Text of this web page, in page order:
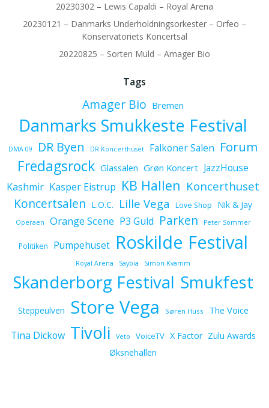
20230302 – Lewis Capaldi – Royal Arena
20230121 – Danmarks Underholdningsorkester – Orfeo –
Konservatoriets Koncertsal
20220825 – Sorten Muld – Amager Bio
Tags
Amager Bio Bremen
Danmarks Smukkeste Festival
DMA 09 DR Byen DR Koncerthuset Falkoner Salen Forum
Fredagsrock Glassalen Grøn Koncert JazzHouse
Kashmir Kasper Eistrup KB Hallen Koncerthuset
Koncertsalen L.O.C. Lille Vega Love Shop Nik & Jay
Operaen Orange Scene P3 Guld Parken Peter Sommer
Politiken Pumpehuset Roskilde Festival
Royal Arena Saybia Simon Kvamm
Skanderborg Festival Smukfest
Steppeulven Store Vega Søren Huss The Voice
Tina Dickow Tivoli Veto VoiceTV X Factor Zulu Awards
Øksnehallen